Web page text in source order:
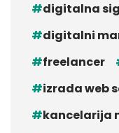
digitalna
digitalni
freelancer
izrada web
kancelarija